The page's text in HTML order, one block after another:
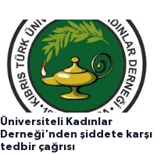
Üniversiteli Kadınlar
Derneği'nden şiddete karşı
tedbir çağrısı